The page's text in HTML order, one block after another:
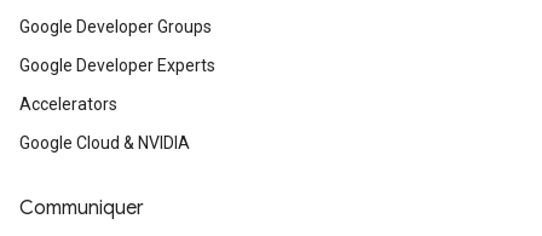
Google Developer Groups
Google Developer Experts
Accelerators
Google Cloud & NVIDIA
Communiquer